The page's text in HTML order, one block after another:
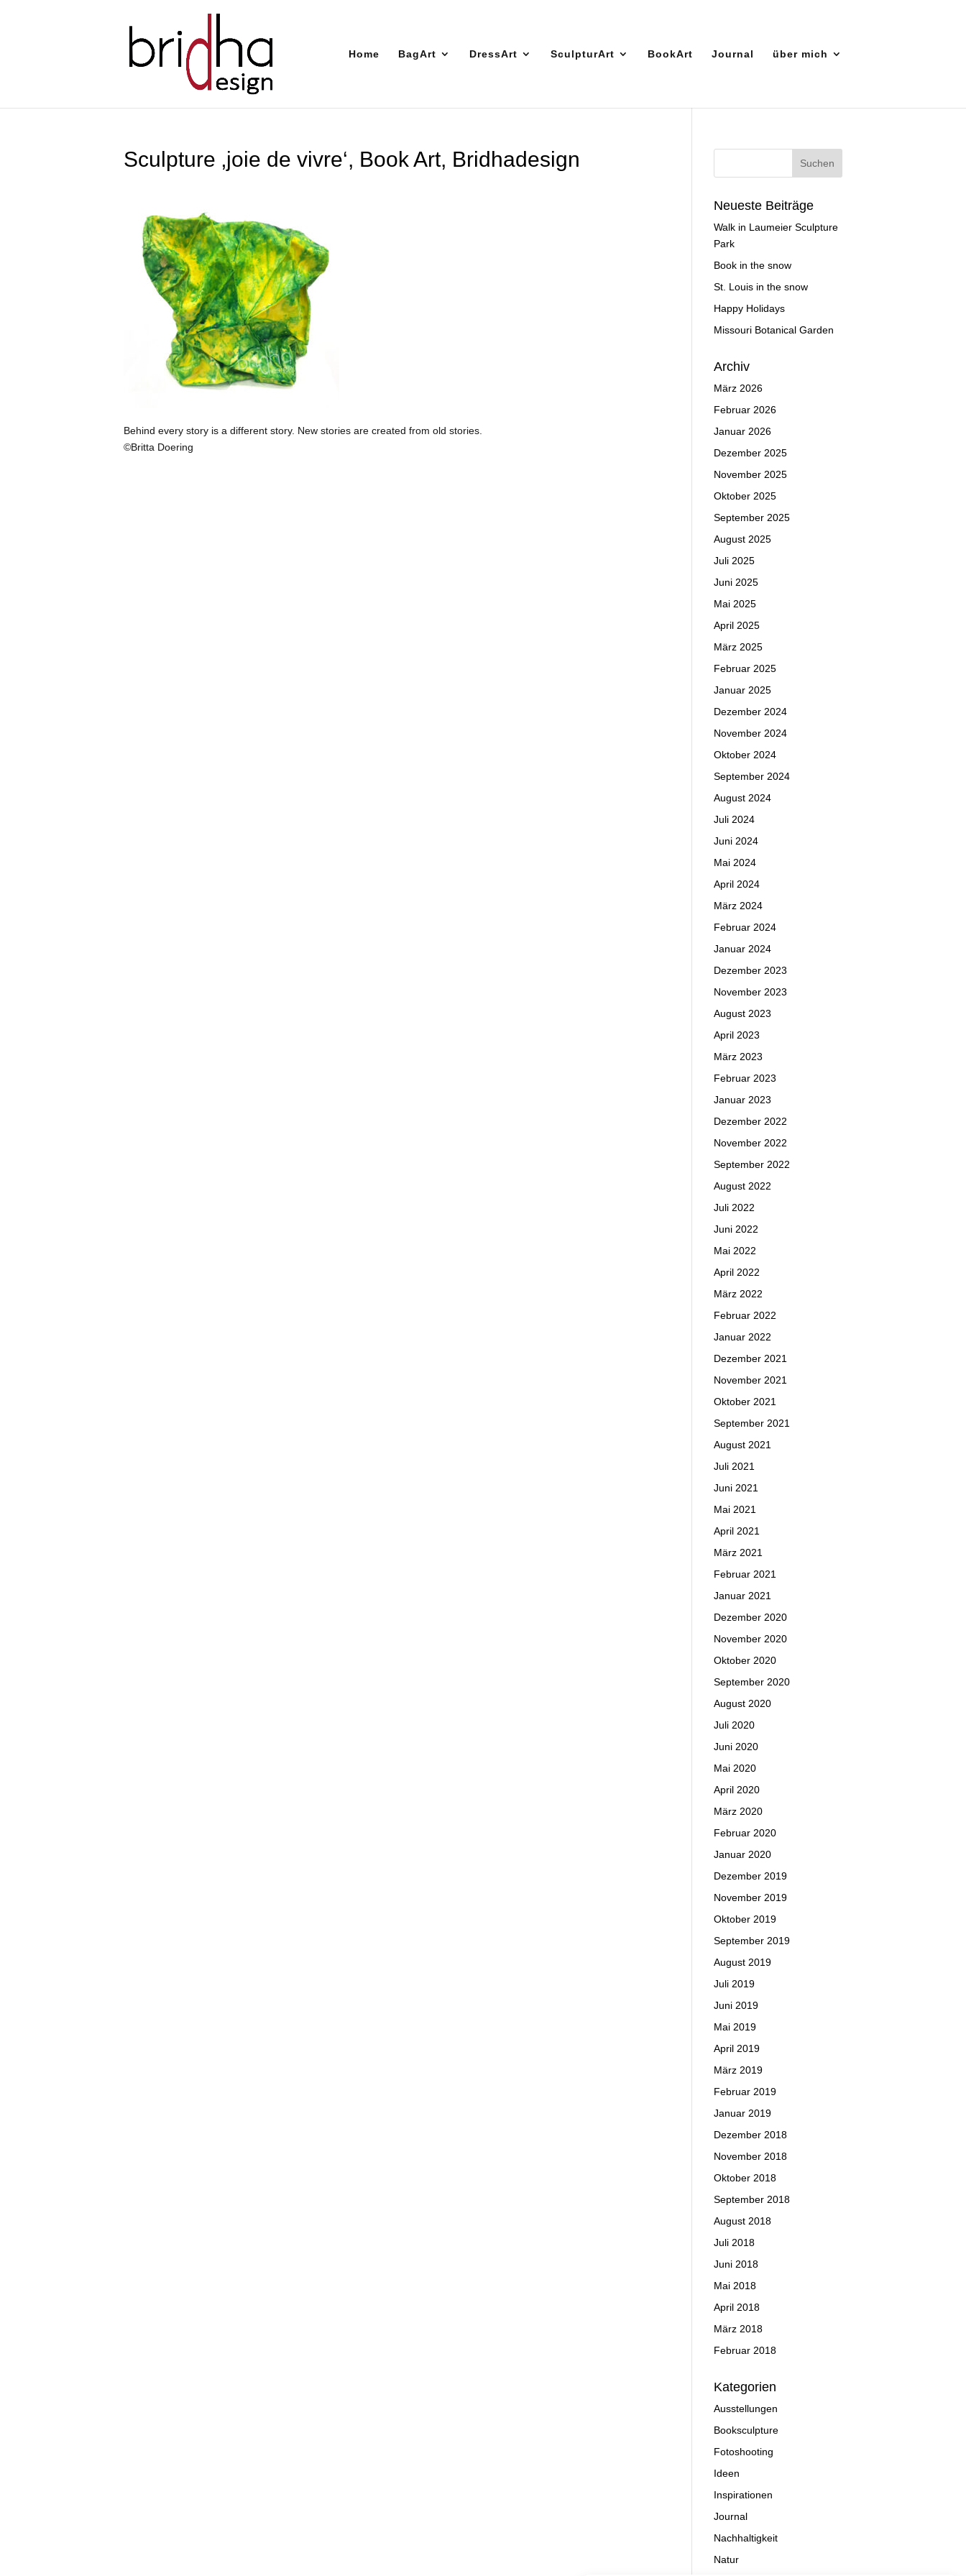
Home BagArt DressArt SculpturArt BookArt Journal über mich
Sculpture ‚joie de vivre‘, Book Art, Bridhadesign
Behind every story is a different story. New stories are created from old stories.
©Britta Doering
Neueste Beiträge
Walk in Laumeier Sculpture
Park
Book in the snow
St. Louis in the snow
Happy Holidays
Missouri Botanical Garden
Archiv
März 2026
Februar 2026
Januar 2026
Dezember 2025
November 2025
Oktober 2025
September 2025
August 2025
Juli 2025
Juni 2025
Mai 2025
April 2025
März 2025
Februar 2025
Januar 2025
Dezember 2024
November 2024
Oktober 2024
September 2024
August 2024
Juli 2024
Juni 2024
Mai 2024
April 2024
März 2024
Februar 2024
Januar 2024
Dezember 2023
November 2023
August 2023
April 2023
März 2023
Februar 2023
Januar 2023
Dezember 2022
November 2022
September 2022
August 2022
Juli 2022
Juni 2022
Mai 2022
April 2022
März 2022
Februar 2022
Januar 2022
Dezember 2021
November 2021
Oktober 2021
September 2021
August 2021
Juli 2021
Juni 2021
Mai 2021
April 2021
März 2021
Februar 2021
Januar 2021
Dezember 2020
November 2020
Oktober 2020
September 2020
August 2020
Juli 2020
Juni 2020
Mai 2020
April 2020
März 2020
Februar 2020
Januar 2020
Dezember 2019
November 2019
Oktober 2019
September 2019
August 2019
Juli 2019
Juni 2019
Mai 2019
April 2019
März 2019
Februar 2019
Januar 2019
Dezember 2018
November 2018
Oktober 2018
September 2018
August 2018
Juli 2018
Juni 2018
Mai 2018
April 2018
März 2018
Februar 2018
Kategorien
Ausstellungen
Booksculpture
Fotoshooting
Ideen
Inspirationen
Journal
Nachhaltigkeit
Natur